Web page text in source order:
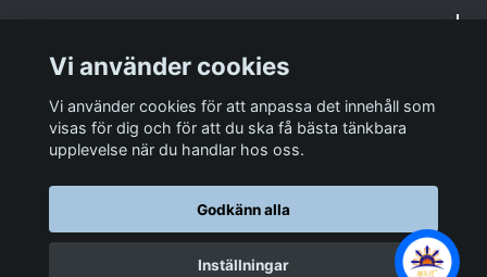
Sociala medier
© 2026 Sulit Trading
Vi använder cookies
Vi använder cookies för att anpassa det innehåll som
visas för dig och för att du ska få bästa tänkbara
upplevelse när du handlar hos oss.
Godkänn alla
Inställningar